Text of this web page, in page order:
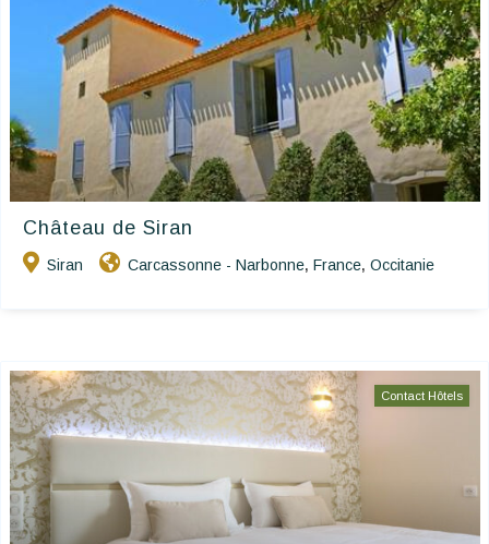
Château de Siran
Siran Carcassonne - Narbonne, France, Occitanie
Contact Hôtels